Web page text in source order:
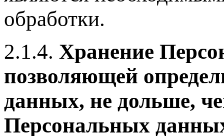
обработки.
2.1.4. Хранение
позволяющей
данных, не дольше,
Персональных